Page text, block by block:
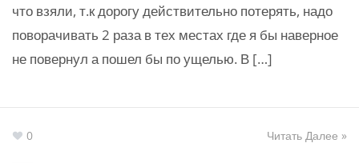
что взяли, т.к дорогу действительно потерять, надо
поворачивать 2 раза в тех местах где я бы наверное
не повернул а пошел бы по ущелью. В […]
0 Читать Далее »